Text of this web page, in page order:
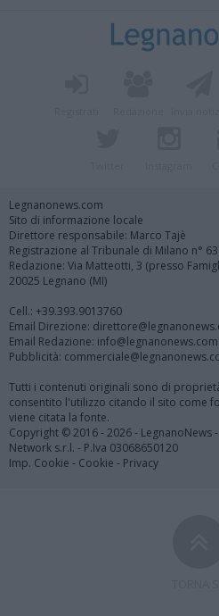
Legnanonews.com
Sito di informazione locale
Direttore responsabile: Marco Tajè
Registrazione al Tribunale di Milano n°
Redazione: Via Matteotti, 3 (presso
20025 Legnano (MI)
Cell.: +39.393.9013760
Email Direzione:
Email Redazione: info@legnanonews.com
Pubblicità:
Tutti i contenuti originali sono di
consentito l'utilizzo citando il sito come
viene citata la fonte.
Copyright © 2016 - 2026 - LegnanoNews
Network s.r.l. - P.Iva 03068650120
Imp. Cookie - Cookie - Privacy